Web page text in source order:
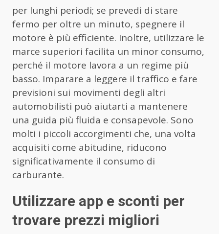
per lunghi periodi; se prevedi di stare
fermo per oltre un minuto, spegnere il
motore è più efficiente. Inoltre, utilizzare le
marce superiori facilita un minor consumo,
perché il motore lavora a un regime più
basso. Imparare a leggere il traffico e fare
previsioni sui movimenti degli altri
automobilisti può aiutarti a mantenere
una guida più fluida e consapevole. Sono
molti i piccoli accorgimenti che, una volta
acquisiti come abitudine, riducono
significativamente il consumo di
carburante.
Utilizzare app e sconti per
trovare prezzi migliori